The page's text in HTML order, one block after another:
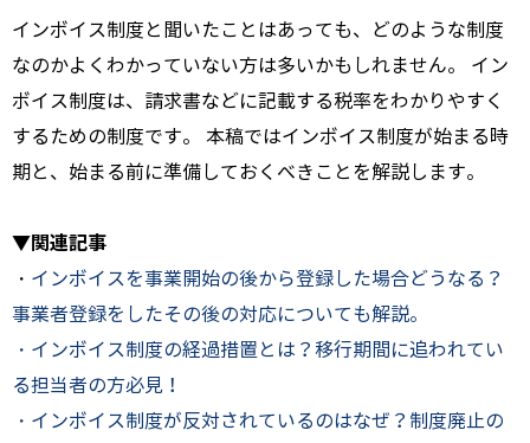
インボイス制度と聞いたことはあっても、どのような制度
なのかよくわかっていない方は多いかもしれません。 イン
ボイス制度は、請求書などに記載する税率をわかりやすく
するための制度です。 本稿ではインボイス制度が始まる時
期と、始まる前に準備しておくべきことを解説します。
▼関連記事
・ インボイスを事業開始の後から登録した場合どうなる？
事業者登録をしたその後の対応についても解説。
・インボイス制度の経過措置とは？移行期間に追われてい
る担当者の方必見！
・インボイス制度が反対されているのはなぜ？制度廃止の